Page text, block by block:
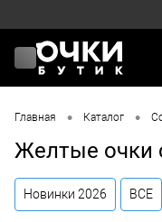
Главная • Каталог •
Желтые очки
Новинки 2026 ВСЕ